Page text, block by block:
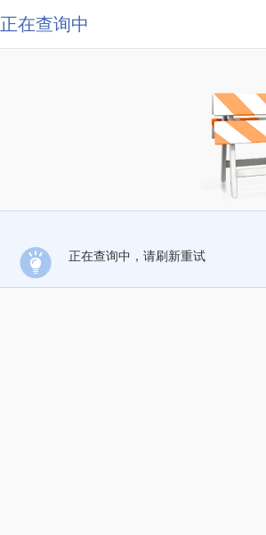
正在查询中
正在查询中，请刷新重试